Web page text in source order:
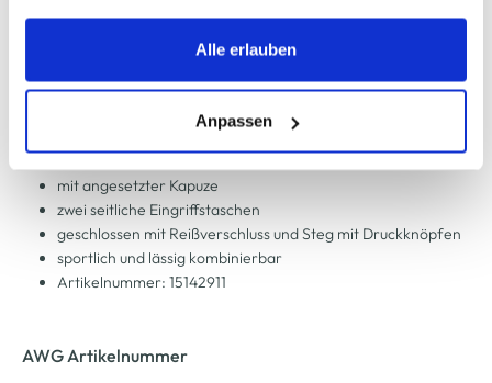
Fall gesetzt. Cookies von Drittanbietern für Analyse- oder
Trackingzwecke werden nur dann aktiviert, wenn Sie das
erlauben" bzw. "Alle erlauben" klicken. Mehr dazu
(einschließlich der Möglichkeit, die Einwilligungserklärung
zu ändern oder zu widerrufen) erfahren Sie in unserem
Cookie-Hinweisbzw. derDatenschutzerklärung.
Alle erlauben
Anpassen
Only ONLSEDONA LIGHT COAT Kapuzenjacke
schicker Damen Übergangsmantel von Only
mit angesetzter Kapuze
zwei seitliche Eingriffstaschen
geschlossen mit Reißverschluss und Steg mit Druckknöpfen
sportlich und lässig kombinierbar
Artikelnummer: 15142911
AWG Artikelnummer